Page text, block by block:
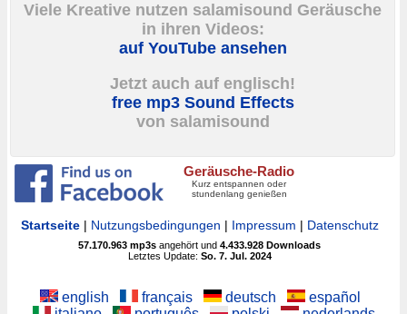
Viele Kreative nutzen salamisound Geräusche
in ihren Videos:
auf YouTube ansehen
Jetzt auch auf englisch!
free mp3 Sound Effects
von salamisound
Geräusche-Radio
Kurz entspannen oder
stundenlang genießen
Startseite| Nutzungsbedingungen | Impressum | Datenschutz
57.170.963 mp3s angehört und4.433.928 Downloads
Letztes Update: So. 7. Jul. 2024
english français deutsch
español